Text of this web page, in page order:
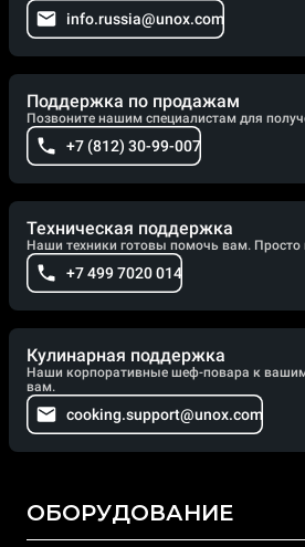
info.russia@unox.com
Поддержка по продажам
Позвоните нашим специалистам для
+7 (812) 30-99-007
Техническая поддержка
Наши техники готовы помочь вам. Просто
+7 499 7020 014
Кулинарная поддержка
Наши корпоративные шеф-повара к вашим
вам.
cooking.support@unox.com
ОБОРУДОВАНИЕ